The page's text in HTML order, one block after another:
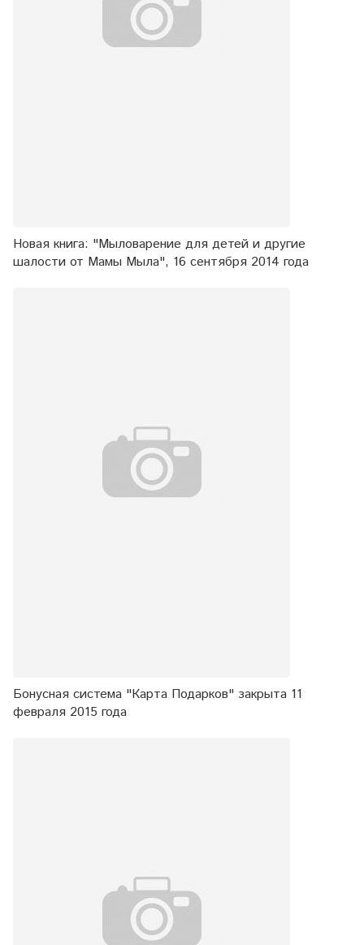
Новая книга: "Мыловарение для детей и другие
шалости от Мамы Мыла", 16 сентября 2014 года
Бонусная система "Карта Подарков" закрыта 11
февраля 2015 года